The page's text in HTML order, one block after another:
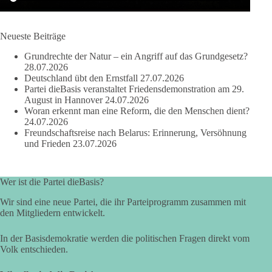
#Bürgerbeteiligung
219 7 55
DieBasis
1 Tag zuvor
als eine feste Koalition?
Eine Koalition bedeutet in der Regel gemeinsame
Regierungsverantwortung, feste Vereinbarungen und
dauerhafte Bindungen. Kooperation in Sachfragen bedeutet
dagegen: Ein Vorschlag wird einzeln geprüft.
Neueste Beiträge
Grundrechte der Natur – ein Angriff auf das Grundgesetz?
28.07.2026
Deutschland übt den Ernstfall 27.07.2026
Partei dieBasis veranstaltet Friedensdemonstration am 29.
August in Hannover 24.07.2026
Woran erkennt man eine Reform, die den Menschen dient?
24.07.2026
Freundschaftsreise nach Belarus: Erinnerung, Versöhnung
und Frieden 23.07.2026
Wer ist die Partei dieBasis?
Wir sind eine neue Partei, die ihr Parteiprogramm zusammen mit
den Mitgliedern entwickelt.
In der Basisdemokratie werden die politischen Fragen direkt vom
Volk entschieden.